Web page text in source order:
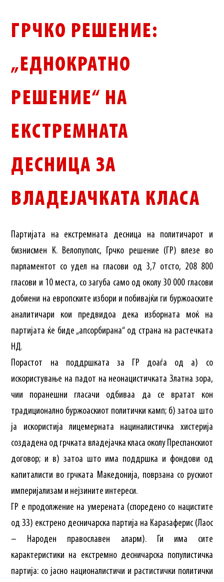
ГРЧКО РЕШЕНИЕ:
„ЕДНОКРАТНО
РЕШЕНИЕ“ НА
ЕКСТРЕМНАТА
ДЕСНИЦА ЗА
ВЛАДЕЈАЧКАТА КЛАСА
Партијата на екстремната десница на политичарот и
бизнисмен К. Велопуполс, Грчко решение (ГР) влезе во
парламентот со удел на гласови од 3,7 отсто, 208 800
гласови и 10 места, со загуба само од околу 30 000 гласови
добиени на европските избори и побивајќи ги буржоаските
аналитичари кои предвидоа дека изборната моќ на
партијата ќе биде „апсорбирана“ од страна на растечката
НД.
Порастот на поддршката за ГР доаѓа од а) со
искористување на падот на неонацистичката Златна зора,
чии поранешни гласачи одбиваа да се вратат кон
традиционално буржоаскиот политички камп; б) затоа што
ја искористија лицемерната нациналистичка хистерија
создадена од грчката владејачка класа околу Преспанскиот
договор; и в) затоа што има поддршка и фондови од
капиталисти во грчката Македонија, поврзана со рускиот
империјализам и нејзините интереси.
ГР е продолжение на умерената (споредено со нацистите
од ЗЗ) екстрено десничарска партија на Караѕаферис (Лаос
– Народен православен аларм). Ги има сите
карактеристики на екстремно десничарска популистичка
партија: со јасно националистичи и растистички политички